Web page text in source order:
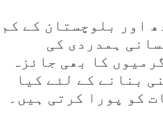
اور بلوچستان کے کم
ہمدردی کی
کا بھی جائزہ
بنانے کے لئے کیا
کو پورا کرتی ہیں۔